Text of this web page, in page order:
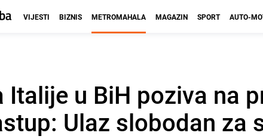
VIJESTI BIZNIS METROMAHALA MAGAZIN SPORT AUTO-
Italije u BiH poziva na
Ulaz slobodan za